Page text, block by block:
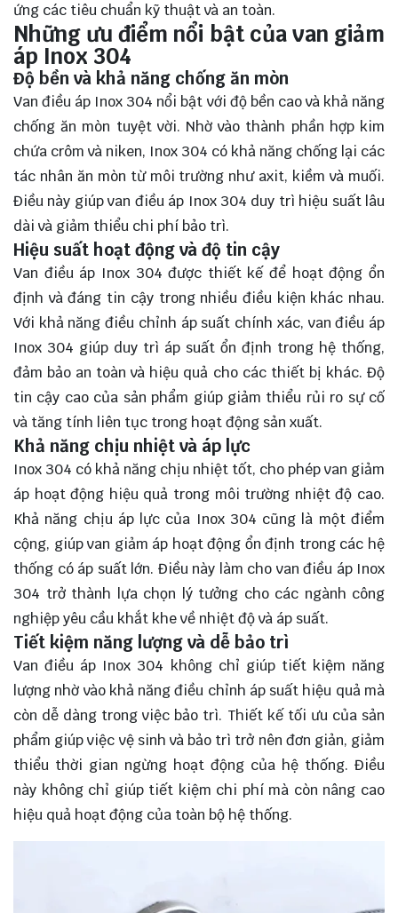
ứng các tiêu chuẩn kỹ thuật và an toàn.
Những ưu điểm nổi bật của van giảm
áp Inox 304
Độ bền và khả năng chống ăn mòn
Van điều áp Inox 304 nổi bật với độ bền cao và khả năng
chống ăn mòn tuyệt vời. Nhờ vào thành phần hợp kim
chứa crôm và niken, Inox 304 có khả năng chống lại các
tác nhân ăn mòn từ môi trường như axit, kiềm và muối.
Điều này giúp van điều áp Inox 304 duy trì hiệu suất lâu
dài và giảm thiểu chi phí bảo trì.
Hiệu suất hoạt động và độ tin cậy
Van điều áp Inox 304 được thiết kế để hoạt động ổn
định và đáng tin cậy trong nhiều điều kiện khác nhau.
Với khả năng điều chỉnh áp suất chính xác, van điều áp
Inox 304 giúp duy trì áp suất ổn định trong hệ thống,
đảm bảo an toàn và hiệu quả cho các thiết bị khác. Độ
tin cậy cao của sản phẩm giúp giảm thiểu rủi ro sự cố
và tăng tính liên tục trong hoạt động sản xuất.
Khả năng chịu nhiệt và áp lực
Inox 304 có khả năng chịu nhiệt tốt, cho phép van giảm
áp hoạt động hiệu quả trong môi trường nhiệt độ cao.
Khả năng chịu áp lực của Inox 304 cũng là một điểm
cộng, giúp van giảm áp hoạt động ổn định trong các hệ
thống có áp suất lớn. Điều này làm cho van điều áp Inox
304 trở thành lựa chọn lý tưởng cho các ngành công
nghiệp yêu cầu khắt khe về nhiệt độ và áp suất.
Tiết kiệm năng lượng và dễ bảo trì
Van điều áp Inox 304 không chỉ giúp tiết kiệm năng
lượng nhờ vào khả năng điều chỉnh áp suất hiệu quả mà
còn dễ dàng trong việc bảo trì. Thiết kế tối ưu của sản
phẩm giúp việc vệ sinh và bảo trì trở nên đơn giản, giảm
thiểu thời gian ngừng hoạt động của hệ thống. Điều
này không chỉ giúp tiết kiệm chi phí mà còn nâng cao
hiệu quả hoạt động của toàn bộ hệ thống.